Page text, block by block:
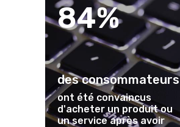
84%
des consommateurs
ont été convaincus
d'acheter un produit ou
un service après avoir